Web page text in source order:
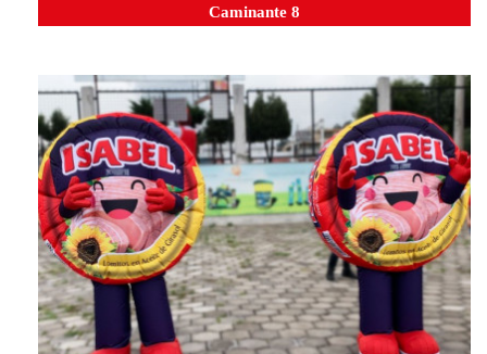
Caminante 8